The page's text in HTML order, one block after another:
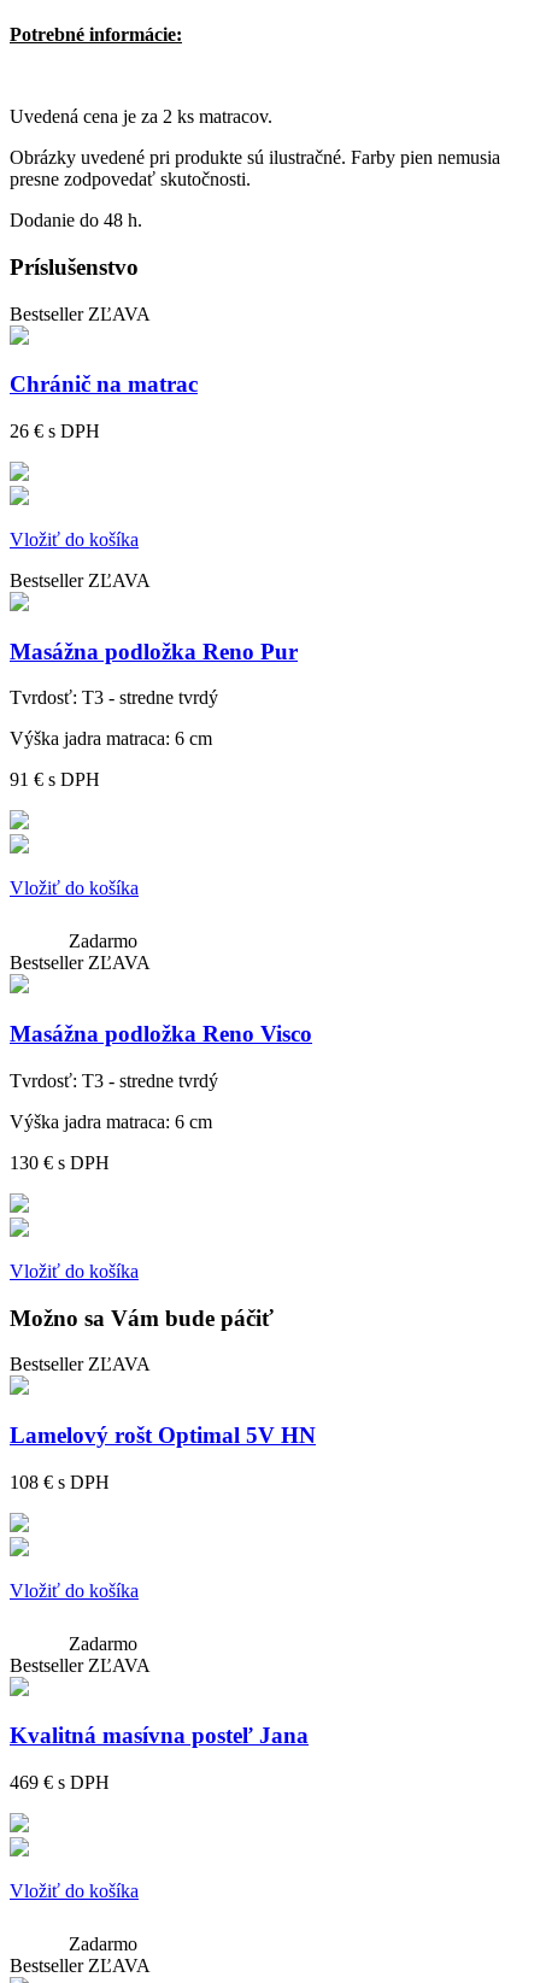
Potrebné informácie:
Uvedená cena je za 2 ks matracov.
Obrázky uvedené pri produkte sú ilustračné. Farby pien nemusia
presne zodpovedať skutočnosti.
Dodanie do 48 h.
Príslušenstvo
Bestseller ZĽAVA
Chránič na matrac
26 € s DPH
Vložiť do košíka
Bestseller ZĽAVA
Masážna podložka Reno Pur
Tvrdosť: T3 - stredne tvrdý
Výška jadra matraca: 6 cm
91 € s DPH
Vložiť do košíka
Zadarmo
Bestseller ZĽAVA
Masážna podložka Reno Visco
Tvrdosť: T3 - stredne tvrdý
Výška jadra matraca: 6 cm
130 € s DPH
Vložiť do košíka
Možno sa Vám bude páčiť
Bestseller ZĽAVA
Lamelový rošt Optimal 5V HN
108 € s DPH
Vložiť do košíka
Zadarmo
Bestseller ZĽAVA
Kvalitná masívna posteľ Jana
469 € s DPH
Vložiť do košíka
Zadarmo
Bestseller ZĽAVA